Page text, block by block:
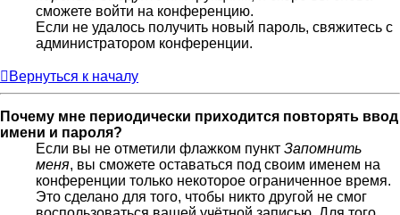
сможете войти на конференцию.
Если не удалось получить новый пароль, свяжитесь с
администратором конференции.
Вернуться к началу
Почему мне периодически приходится повторять ввод
имени и пароля?
Если вы не отметили флажком пункт Запомнить
меня, вы сможете оставаться под своим именем на
конференции только некоторое ограниченное время.
Это сделано для того, чтобы никто другой не смог